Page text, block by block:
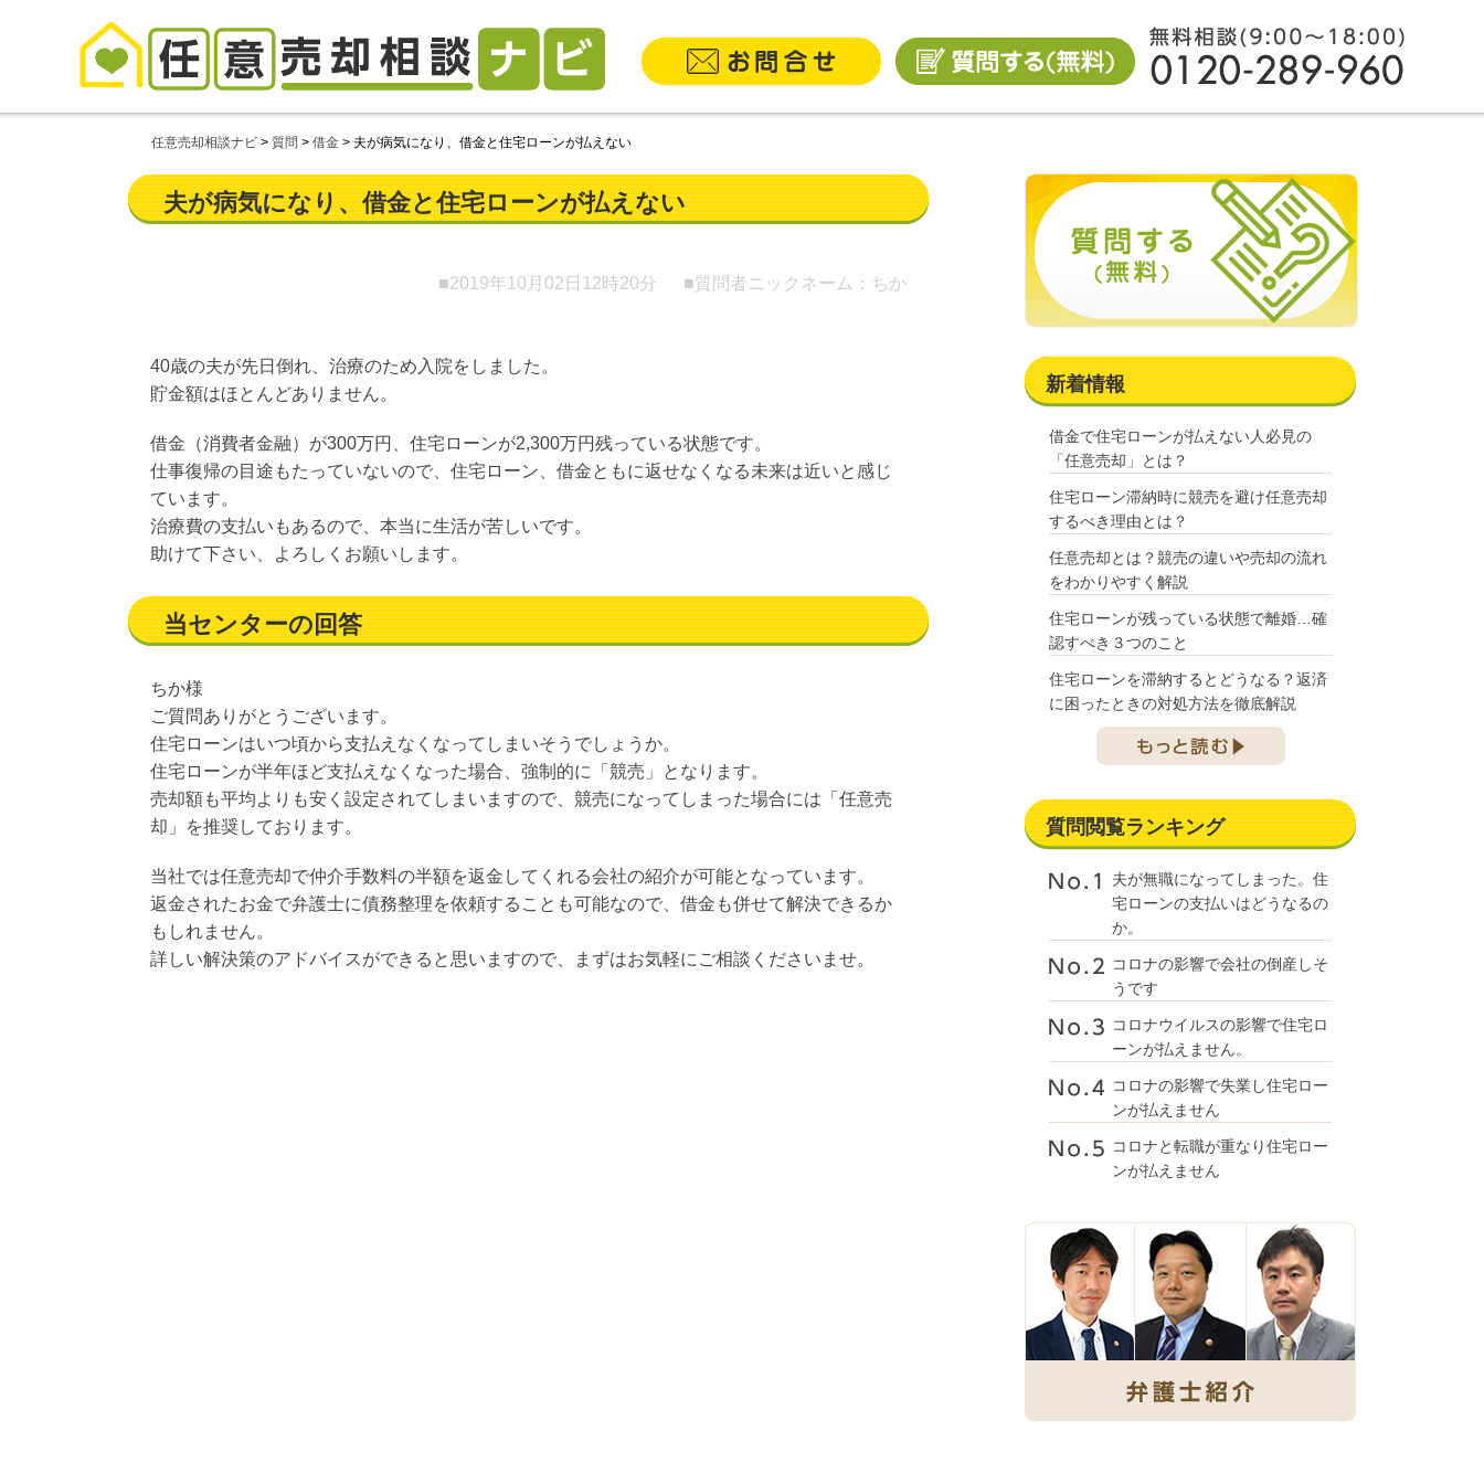
任意売却相談ナビ > 質問 > 借金 > 夫が病気になり、借金と住宅ローンが払えない
夫が病気になり、借金と住宅ローンが払えない
■2019年10月02日 12時20分 ■質問者ニックネーム：ちか
40歳の夫が先日倒れ、治療のため入院をしました。
貯金額はほとんどありません。
借金（消費者金融）が300万円、住宅ローンが2,300万円残っている状態です。
仕事復帰の目途もたっていないので、住宅ローン、借金ともに返せなくなる未来は近いと感じ
ています。
治療費の支払いもあるので、本当に生活が苦しいです。
助けて下さい、よろしくお願いします。
当センターの回答
ちか様
ご質問ありがとうございます。
住宅ローンはいつ頃から支払えなくなってしまいそうでしょうか。
住宅ローンが半年ほど支払えなくなった場合、強制的に「競売」となります。
売却額も平均よりも安く設定されてしまいますので、競売になってしまった場合には「任意売
却」を推奨しております。
当社では任意売却で仲介手数料の半額を返金してくれる会社の紹介が可能となっています。
返金されたお金で弁護士に債務整理を依頼することも可能なので、借金も併せて解決できるか
もしれません。
詳しい解決策のアドバイスができると思いますので、まずはお気軽にご相談くださいませ。
新着情報
借金で住宅ローンが払えない人必見の
「任意売却」とは？
住宅ローン滞納時に競売を避け任意売却
するべき理由とは？
任意売却とは？競売の違いや売却の流れ
をわかりやすく解説
住宅ローンが残っている状態で離婚…確
認すべき３つのこと
住宅ローンを滞納するとどうなる？返済
に困ったときの対処方法を徹底解説
質問閲覧ランキング
夫が無職になってしまった。住
宅ローンの支払いはどうなるの
か。
コロナの影響で会社の倒産しそ
うです
コロナウイルスの影響で住宅ロ
ーンが払えません。
コロナの影響で失業し住宅ロー
ンが払えません
コロナと転職が重なり住宅ロー
ンが払えません